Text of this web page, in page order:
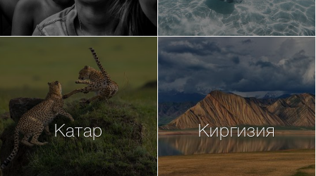
Катар Киргизия